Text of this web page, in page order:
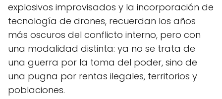
explosivos improvisados y la incorporación de
tecnología de drones, recuerdan los años
más oscuros del conflicto interno, pero con
una modalidad distinta: ya no se trata de
una guerra por la toma del poder, sino de
una pugna por rentas ilegales, territorios y
poblaciones.